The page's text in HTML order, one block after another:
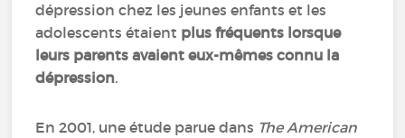
dépression chez les jeunes enfants et les
adolescents étaient plus fréquents lorsque
leurs parents avaient eux-mêmes connu la
dépression.
En 2001, une étude parue dans The American